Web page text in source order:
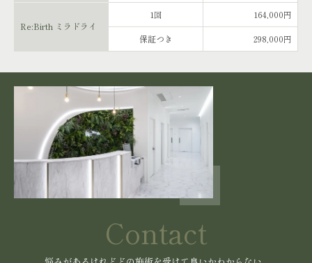
Re:Birth ミラドライ
1回 164,000円
保証つき 298,000円
Contact